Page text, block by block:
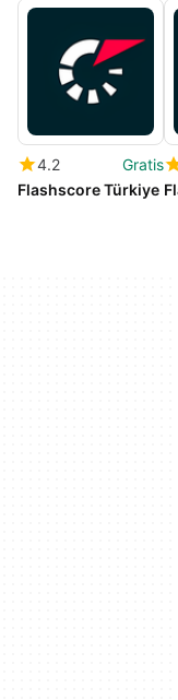
4.2
Gratis
Flashscore Türkiye